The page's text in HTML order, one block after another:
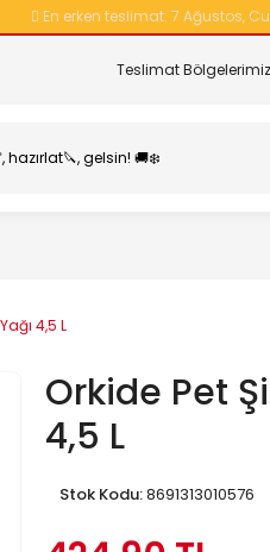
En erken teslimat: 7 Ağustos,
Teslimat Bölgelerimiz
4,5 L
Orkide Pet
4,5 L
Stok Kodu:8691313010576